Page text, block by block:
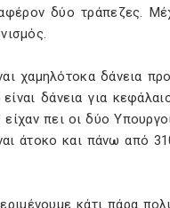
δύο τράπεζες.
χαμηλότοκα δάνεια
δάνεια για
πει οι δύο
άτοκο και πάνω από
κάτι πάρα